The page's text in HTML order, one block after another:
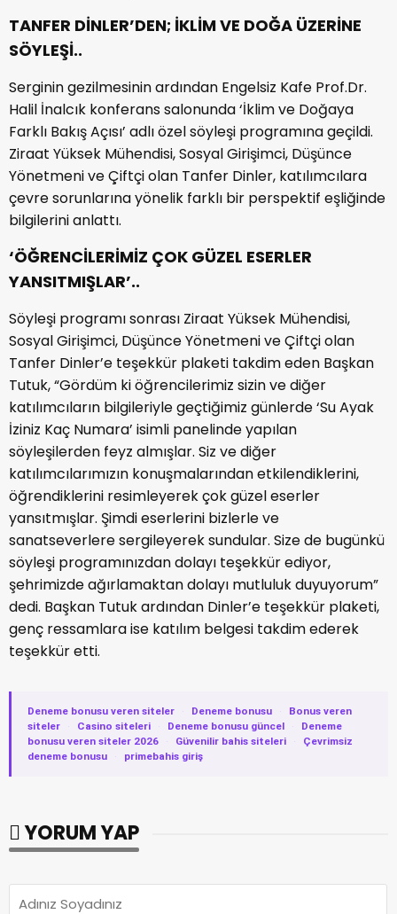
TANFER DİNLER’DEN; İKLİM VE DOĞA ÜZERİNE
SÖYLEŞİ..
Serginin gezilmesinin ardından Engelsiz Kafe Prof.Dr.
Halil İnalcık konferans salonunda ‘İklim ve Doğaya
Farklı Bakış Açısı’ adlı özel söyleşi programına geçildi.
Ziraat Yüksek Mühendisi, Sosyal Girişimci, Düşünce
Yönetmeni ve Çiftçi olan Tanfer Dinler, katılımcılara
çevre sorunlarına yönelik farklı bir perspektif eşliğinde
bilgilerini anlattı.
‘ÖĞRENCİLERİMİZ ÇOK GÜZEL ESERLER
YANSITMIŞLAR’..
Söyleşi programı sonrası Ziraat Yüksek Mühendisi,
Sosyal Girişimci, Düşünce Yönetmeni ve Çiftçi olan
Tanfer Dinler’e teşekkür plaketi takdim eden Başkan
Tutuk, “Gördüm ki öğrencilerimiz sizin ve diğer
katılımcıların bilgileriyle geçtiğimiz günlerde ‘Su Ayak
İziniz Kaç Numara’ isimli panelinde yapılan
söyleşilerden feyz almışlar. Siz ve diğer
katılımcılarımızın konuşmalarından etkilendiklerini,
öğrendiklerini resimleyerek çok güzel eserler
yansıtmışlar. Şimdi eserlerini bizlerle ve
sanatseverlere sergileyerek sundular. Size de bugünkü
söyleşi programınızdan dolayı teşekkür ediyor,
şehrimizde ağırlamaktan dolayı mutluluk duyuyorum”
dedi. Başkan Tutuk ardından Dinler’e teşekkür plaketi,
genç ressamlara ise katılım belgesi takdim ederek
teşekkür etti.
Deneme bonusu veren siteler · Deneme bonusu ·
Bonus veren
siteler
· Casino siteleri · Deneme bonusu güncel ·
Deneme
bonusu veren siteler 2026
· Güvenilir bahis siteleri ·
Çevrimsiz
deneme bonusu
· primebahis giriş
YORUM YAP